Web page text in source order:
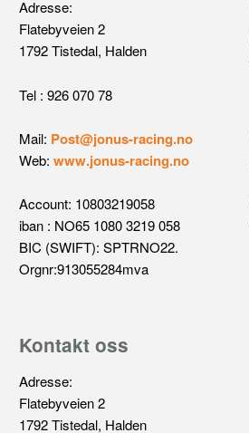
Adresse:
Flatebyveien 2
1792 Tistedal, Halden
Tel : 926 070 78
Mail: Post@jonus-racing.no
Web:www.jonus-racing.no
Account: 10803219058
iban : NO65 1080 3219 058
BIC (SWIFT): SPTRNO22.
Orgnr:913055284mva
Kontakt oss
Adresse:
Flatebyveien 2
1792 Tistedal, Halden